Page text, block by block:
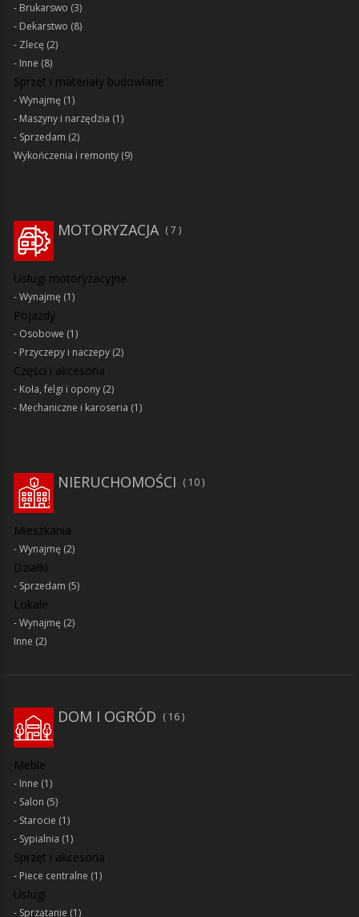
Brukarswo (3)
Dekarstwo (8)
Zlecę (2)
Inne (8)
Sprzęt i materiały budowlane
Wynajmę (1)
Maszyny i narzędzia (1)
Sprzedam (2)
Wykończenia i remonty (9)
MOTORYZACJA 7
Usługi motoryzacyjne
Wynajmę (1)
Pojazdy
Osobowe (1)
Przyczepy i naczepy (2)
Części i akcesoria
Koła, felgi i opony (2)
Mechaniczne i karoseria (1)
NIERUCHOMOŚCI 10
Mieszkania
Wynajmę (2)
Działki
Sprzedam (5)
Lokale
Wynajmę (2)
Inne (2)
DOM I OGRÓD 16
Meble
Inne (1)
Salon (5)
Starocie (1)
Sypialnia (1)
Sprzęt i akcesoria
Piece centralne (1)
Usługi
Sprzątanie (1)